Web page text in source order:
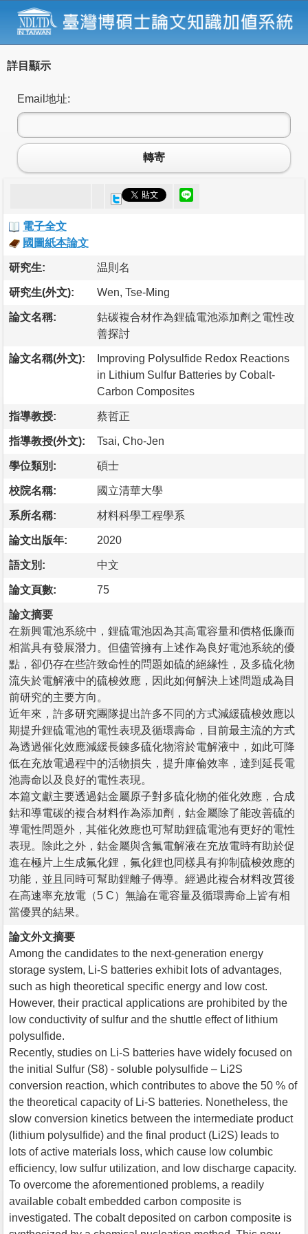
詳目顯示
Email地址:
轉寄
電子全文
國圖紙本論文
研究生: 温則名
研究生(外文): Wen, Tse-Ming
論文名稱:
鈷碳複合材作為鋰硫電池添加劑之電性改
善探討
論文名稱(外文):
Improving Polysulfide Redox Reactions
in Lithium Sulfur Batteries by Cobalt-
Carbon Composites
指導教授: 蔡哲正
指導教授(外文): Tsai, Cho-Jen
學位類別: 碩士
校院名稱: 國立清華大學
系所名稱: 材料科學工程學系
論文出版年: 2020
語文別: 中文
論文頁數: 75
論文摘要
在新興電池系統中，鋰硫電池因為其高電容量和價格低廉而
相當具有發展潛力。但儘管擁有上述作為良好電池系統的優
點，卻仍存在些許致命性的問題如硫的絕緣性，及多硫化物
流失於電解液中的硫梭效應，因此如何解決上述問題成為目
前研究的主要方向。
近年來，許多研究團隊提出許多不同的方式減緩硫梭效應以
期提升鋰硫電池的電性表現及循環壽命，目前最主流的方式
為透過催化效應減緩長鍊多硫化物溶於電解液中，如此可降
低在充放電過程中的活物損失，提升庫倫效率，達到延長電
池壽命以及良好的電性表現。
本篇文獻主要透過鈷金屬原子對多硫化物的催化效應，合成
鈷和導電碳的複合材料作為添加劑，鈷金屬除了能改善硫的
導電性問題外，其催化效應也可幫助鋰硫電池有更好的電性
表現。除此之外，鈷金屬與含氟電解液在充放電時有助於促
進在極片上生成氟化鋰，氟化鋰也同樣具有抑制硫梭效應的
功能，並且同時可幫助鋰離子傳導。經過此複合材料改質後
在高速率充放電（5 C）無論在電容量及循環壽命上皆有相
當優異的結果。
論文外文摘要
Among the candidates to the next-generation energy
storage system, Li-S batteries exhibit lots of advantages,
such as high theoretical specific energy and low cost.
However, their practical applications are prohibited by the
low conductivity of sulfur and the shuttle effect of lithium
polysulfide.
Recently, studies on Li-S batteries have widely focused on
the initial Sulfur (S8) - soluble polysulfide – Li2S
conversion reaction, which contributes to above the 50 % of
the theoretical capacity of Li-S batteries. Nonetheless, the
slow conversion kinetics between the intermediate product
(lithium polysulfide) and the final product (Li2S) leads to
lots of active materials loss, which cause low columbic
efficiency, low sulfur utilization, and low discharge capacity.
To overcome the aforementioned problems, a readily
available cobalt embedded carbon composite is
investigated. The cobalt deposited on carbon composite is